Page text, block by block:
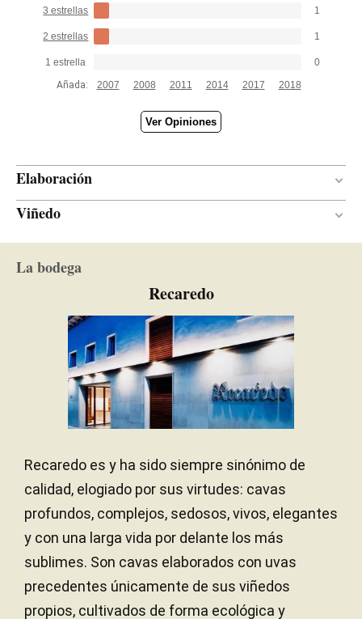
3 estrellas 1
2 estrellas 1
1 estrella
0
Añada:
2007 2008 2011 2014 2017 2018
Ver Opiniones
Elaboración
PERÍODO DE CRIANZA
Viñedo
Finca Serral del Vell
SUELO
Rendimientos muy bajos
La bodega
Recaredo
Recaredo es y ha sido siempre sinónimo de
calidad, elogiado por sus virtudes: cavas
profundos, complejos, sedosos, vivos, elegantes
y con una larga vida por delante los más
sublimes. Son cavas elaborados con uvas
precedentes únicamente de sus viñedos
propios, cultivados de forma ecológica y